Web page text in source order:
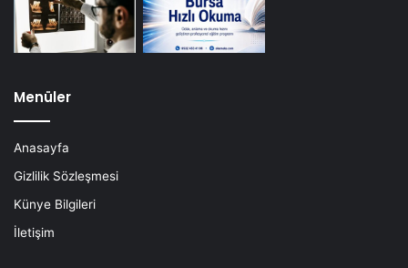
Menüler
Anasayfa
Gizlilik Sözleşmesi
Künye Bilgileri
İletişim